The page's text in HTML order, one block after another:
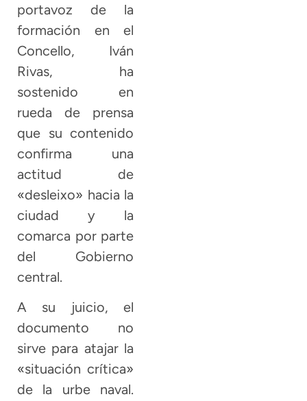
portavoz de la
formación en el
Concello, Iván
Rivas, ha
sostenido en
rueda de prensa
que su contenido
confirma una
actitud de
«desleixo» hacia la
ciudad y la
comarca por parte
del Gobierno
central.
A su juicio, el
documento no
sirve para atajar la
«situación crítica»
de la urbe naval.